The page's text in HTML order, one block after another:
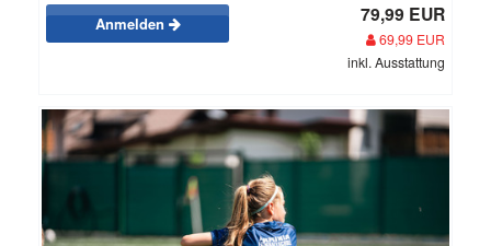
Anmelden 79,99 EUR
69,99 EUR
inkl. Ausstattung